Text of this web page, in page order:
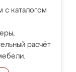
с каталогом
расчёт